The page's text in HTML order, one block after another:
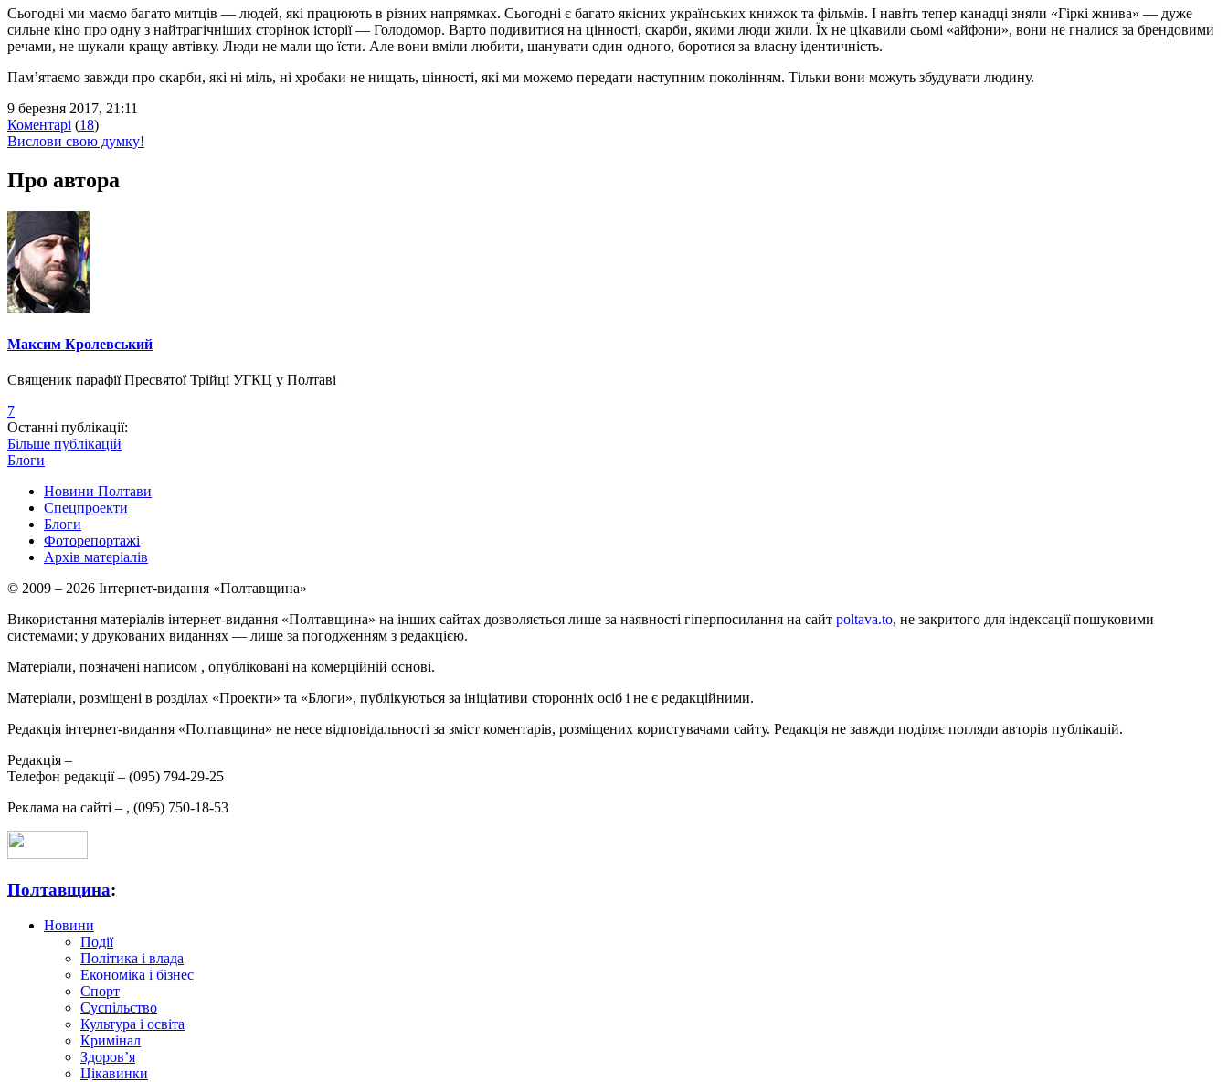
Сьогодні ми маємо багато митців — людей, які працюють в різних напрямках. Сьогодні є багато якісних українських книжок та фільмів. І навіть тепер канадці зняли «Гіркі жнива» — дуже
сильне кіно про одну з найтрагічніших сторінок історії — Голодомор. Варто подивитися на цінності, скарби, якими люди жили. Їх не цікавили сьомі «айфони», вони не гналися за брендовими
речами, не шукали кращу автівку. Люди не мали що їсти. Але вони вміли любити, шанувати один одного, боротися за власну ідентичність.
Пам’ятаємо завжди про скарби, які ні міль, ні хробаки не нищать, цінності, які ми можемо передати наступним поколінням. Тільки вони можуть збудувати людину.
9 березня 2017, 21:11
Коментарі (18)
Вислови свою думку!
Про автора
Максим Кролевський
Священик парафії Пресвятої Трійці УГКЦ у Полтаві
7
Останні публікації:
Більше публікацій
Блоги
Новини Полтави
Спецпроекти
Блоги
Фоторепортажі
Архів матеріалів
© 2009 – 2026 Інтернет-видання «Полтавщина»
Використання матеріалів інтернет-видання «Полтавщина» на інших сайтах дозволяється лише за наявності гіперпосилання на сайт poltava.to, не закритого для індексації пошуковими
системами; у друкованих виданнях — лише за погодженням з редакцією.
Матеріали, позначені написом , опубліковані на комерційній основі.
Матеріали, розміщені в розділах «Проекти» та «Блоги», публікуються за ініціативи сторонніх осіб і не є редакційними.
Редакція інтернет-видання «Полтавщина» не несе відповідальності за зміст коментарів, розміщених користувачами сайту. Редакція не завжди поділяє погляди авторів публікацій.
Редакція –
Телефон редакції – (095) 794-29-25
Реклама на сайті – , (095) 750-18-53
Полтавщина:
Новини
Події
Політика і влада
Економіка і бізнес
Спорт
Суспільство
Культура і освіта
Кримінал
Здоров’я
Цікавинки